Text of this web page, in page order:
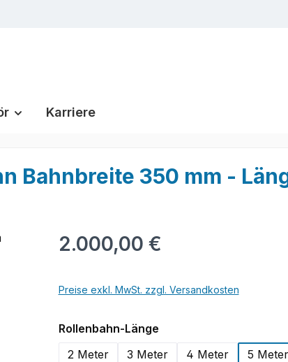
Karriere
Bahnbreite 350 mm -
Regulärer Preis:
2.000,00 €
Preise exkl. MwSt. zzgl. Versandkosten
Rollenbahn-Längeauswählen
2 Meter
3 Meter 4 Meter 5 Meter